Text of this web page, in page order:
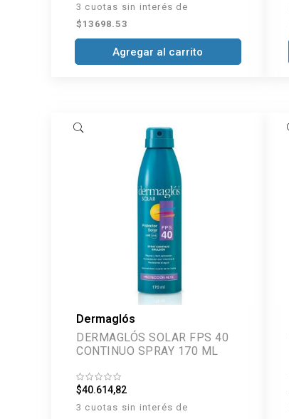
3 cuotas sin interés de
$13698.53
Agregar al carrito
Dermaglós
DERMAGLÓS SOLAR FPS 40
CONTINUO SPRAY 170 ML
$40.614,82
3 cuotas sin interés de